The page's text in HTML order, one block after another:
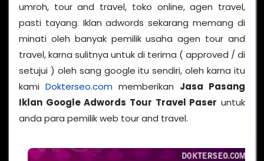
umroh, tour and travel, toko online, agen travel,
pasti tayang. Iklan adwords sekarang memang di
minati oleh banyak pemilik usaha agen tour and
travel, karna sulitnya untuk di terima ( approved / di
setujui ) oleh sang google itu sendiri, oleh karna itu
kami Dokterseo.com memberikan Jasa Pasang
Iklan Google Adwords Tour Travel Paser untuk
anda para pemilik web tour and travel.